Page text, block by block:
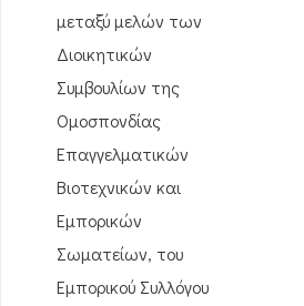
μεταξύ μελών των
Διοικητικών
Συμβουλίων της
Ομοσπονδίας
Επαγγελματικών
Βιοτεχνικών και
Εμπορικών
Σωματείων, του
Εμπορικού Συλλόγου